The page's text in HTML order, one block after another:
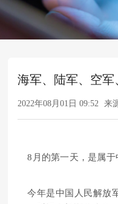
海军、陆军、空军
2022年08月01日 09:52 来
8月的第一天，是属于
今年是中国人民解放